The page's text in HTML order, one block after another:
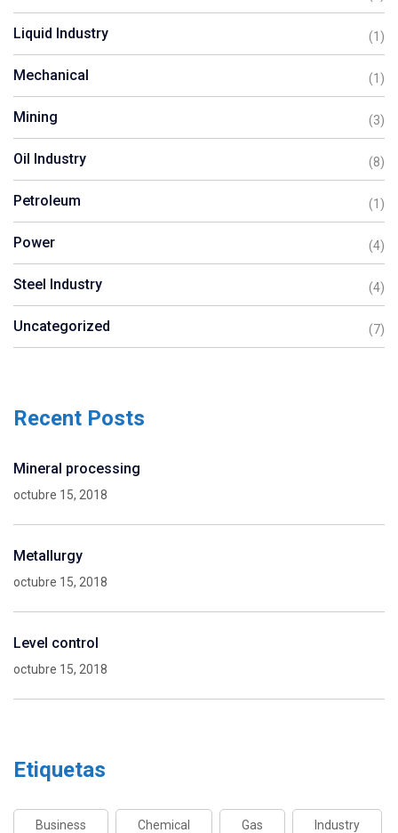
Liquid Industry (1)
Mechanical (1)
Mining (3)
Oil Industry (8)
Petroleum (1)
Power (4)
Steel Industry (4)
Uncategorized (7)
Recent Posts
Mineral processing
octubre 15, 2018
Metallurgy
octubre 15, 2018
Level control
octubre 15, 2018
Etiquetas
Business Chemical Gas Industry